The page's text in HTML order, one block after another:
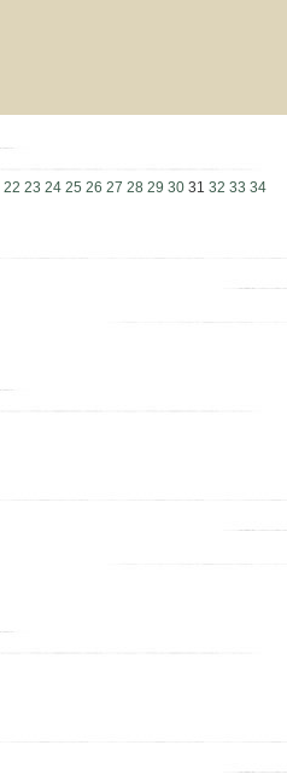
22 23 24 25 26 27 28 29 30 31 32 33 34